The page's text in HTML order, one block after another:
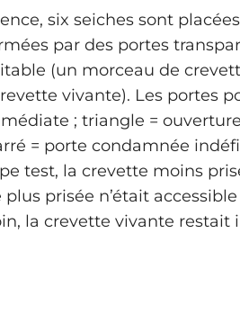
six seiches sont
par des portes
(un morceau de
vivante). Les portes
; triangle =
= porte condamnée
test, la crevette moins
prisée n’était
la crevette vivante restait